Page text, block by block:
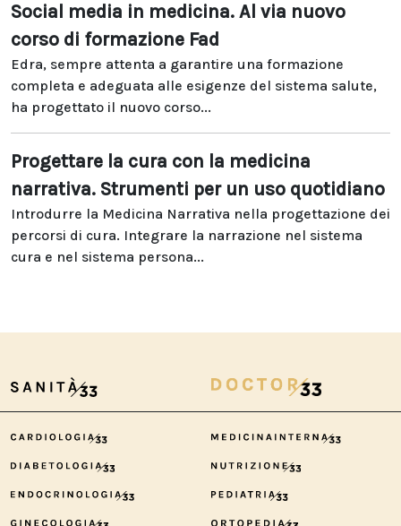
Social media in medicina. Al via nuovo
corso di formazione Fad
Edra, sempre attenta a garantire una formazione
completa e adeguata alle esigenze del sistema salute,
ha progettato il nuovo corso...
Progettare la cura con la medicina
narrativa. Strumenti per un uso quotidiano
Introdurre la Medicina Narrativa nella progettazione dei
percorsi di cura. Integrare la narrazione nel sistema
cura e nel sistema persona...